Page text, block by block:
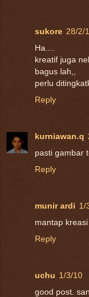
sukore 28/2/
Ha....
kreatif juga
bagus lah,,
perlu
Reply
kurniawan.q
pasti gambar
Reply
munir ardi 1/
mantap
Reply
uchu 1/3/10
good post.